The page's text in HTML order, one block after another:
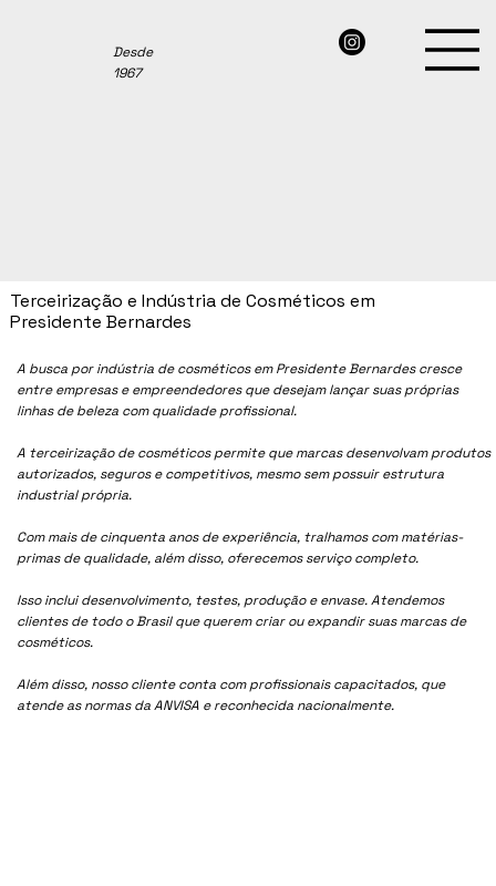
Desde
1967
A busca por indústria de cosméticos emPresidente Bernardescresce
entre empresas e empreendedores que desejam lançar suas próprias
linhas de beleza com qualidade profissional.
A terceirização de cosméticos permite que marcas desenvolvam produtos
autorizados, seguros e competitivos, mesmo sem possuir estrutura
industrial própria.
Com mais de cinquenta anos de experiência, tralhamos com matérias-
primas de qualidade, além disso, oferecemos serviço completo.
Isso inclui desenvolvimento, testes, produção e envase. Atendemos
clientes de todo o Brasil que querem criar ou expandir suas marcas de
cosméticos.
Além disso, nosso cliente conta com profissionais capacitados, que
atende as normas da ANVISA e reconhecida nacionalmente.
Terceirização e Indústria de Cosméticos em
Presidente Bernardes